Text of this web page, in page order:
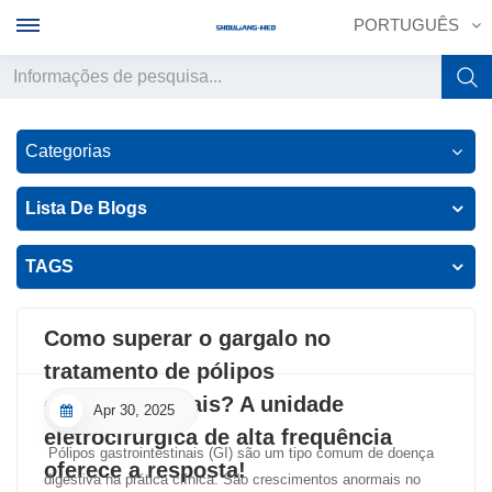
PORTUGUÊS
English
français
Deutsch
português
中文
Categorias
Lista De Blogs
TAGS
Como superar o gargalo no
tratamento de pólipos
gastrointestinais? A unidade
eletrocirúrgica de alta frequência
oferece a resposta!
Apr 30, 2025
Pólipos gastrointestinais (GI) são um tipo comum de doença
digestiva na prática clínica. São crescimentos anormais no